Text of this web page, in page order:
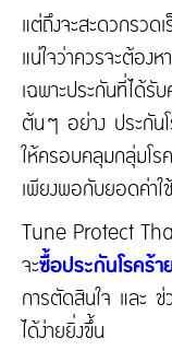
แต่ถึงจะสะดวกรวด
แน่ใจว่าควรจะต้อง
เฉพาะประกันที่ได้
ต้นๆ อย่าง ประกัน
ให้ครอบคลุมกลุ่มโ
เพียงพอกับยอดค่าใ
Tune Protect
จะซื้อประกันโรคร้า
การตัดสินใจ และ
ได้ง่ายยิ่งขึ้น